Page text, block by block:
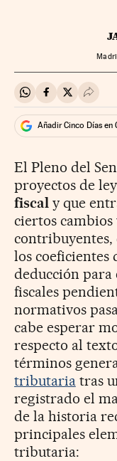
Compartir en
Compartir en
Compartir
Añadir Cinco Días en
El Pleno del
proyectos de
fiscaly que
ciertos cambios
contribuyentes,
los coeficientes
deducción para
fiscales
normativos
cabe esperar
respecto al
términos
tributariatras
registrado el
de la historia
principales
tributaria: